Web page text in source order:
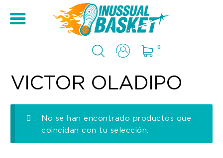
0
VICTOR OLADIPO
No se han encontrado productos que
coincidan con tu selección.